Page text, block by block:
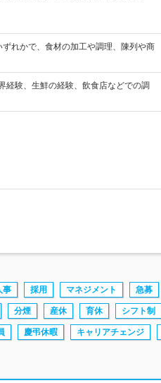
れかで、食材の加工や調理、陳列や商
経験、生鮮の経験、飲食店などでの調
事 採用 マネジメント 急募
分煙 産休 育休 シフト制
慶弔休暇 キャリアチェンジ